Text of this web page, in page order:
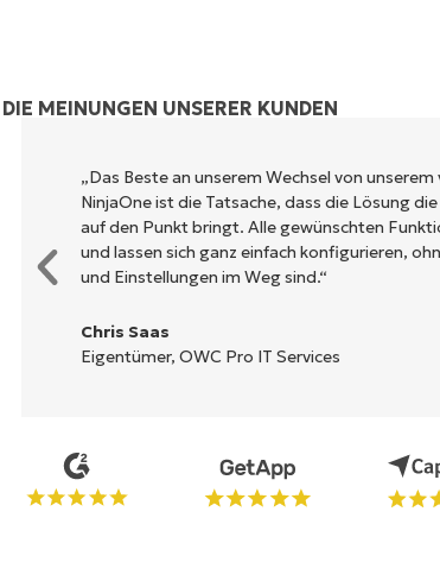
DIE MEINUNGEN UNSERER KUNDEN
„Das Beste an unserem Wechsel von
NinjaOne ist die Tatsache, dass die Lösung
auf den Punkt bringt. Alle gewünschten
und lassen sich ganz einfach konfigurieren,
und Einstellungen im Weg sind.“
Chris Saas
Eigentümer, OWC Pro IT Services